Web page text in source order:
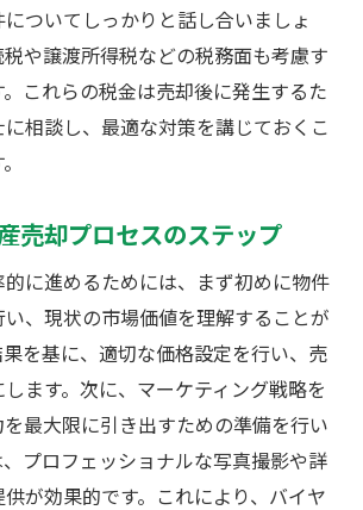
ついてしっかりと話し合いましょ
や譲渡所得税などの税務面も考慮す
これらの税金は売却後に発生するた
相談し、最適な対策を講じておくこ
売却プロセスのステップ
に進めるためには、まず初めに物件
、現状の市場価値を理解することが
を基に、適切な価格設定を行い、売
ます。次に、マーケティング戦略を
最大限に引き出すための準備を行い
プロフェッショナルな写真撮影や詳
が効果的です。これにより、バイヤ